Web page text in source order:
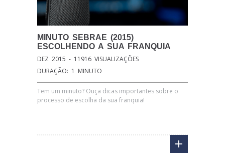
MINUTO SEBRAE (2015)
ESCOLHENDO A SUA FRANQUIA
DEZ 2015 - 11916 VISUALIZAÇÕES
DURAÇÃO: 1 MINUTO
Tem um minuto? Ouça dicas importantes sobre o
processo de escolha da sua franquia!